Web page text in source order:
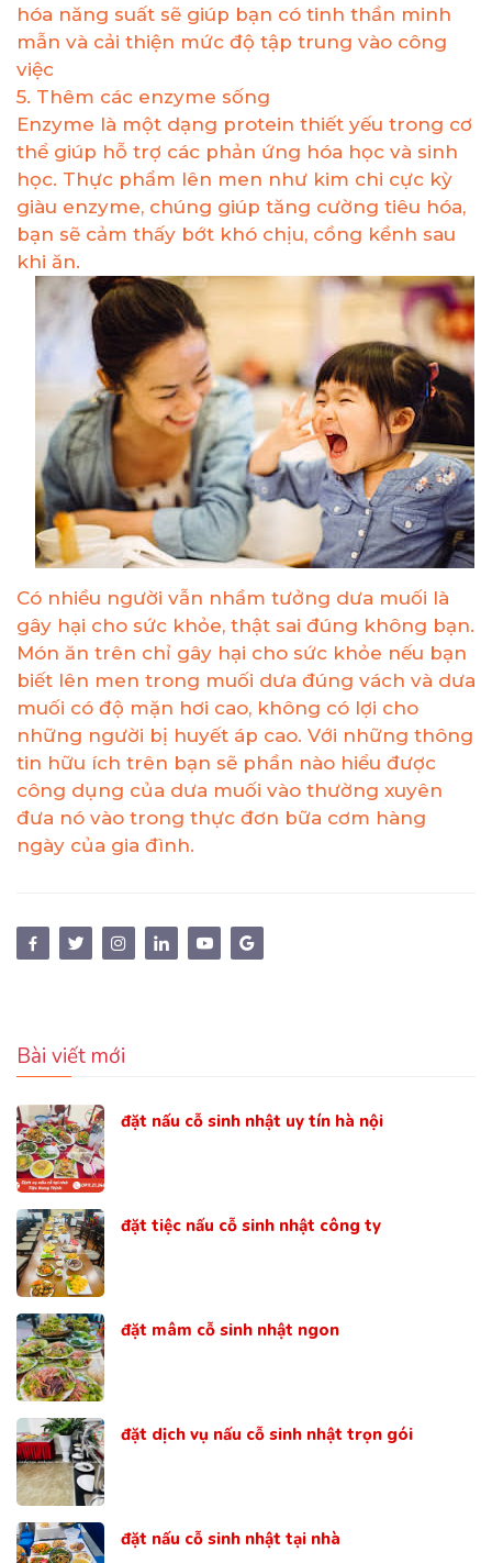
hóa năng suất sẽ giúp bạn có tinh thần minh
mẫn và cải thiện mức độ tập trung vào công
việc
5. Thêm các enzyme sống
Enzyme là một dạng protein thiết yếu trong cơ
thể giúp hỗ trợ các phản ứng hóa học và sinh
học. Thực phẩm lên men như kim chi cực kỳ
giàu enzyme, chúng giúp tăng cường tiêu hóa,
bạn sẽ cảm thấy bớt khó chịu, cồng kềnh sau
khi ăn.
Có nhiều người vẫn nhầm tưởng dưa muối là
gây hại cho sức khỏe, thật sai đúng không bạn.
Món ăn trên chỉ gây hại cho sức khỏe nếu bạn
biết lên men trong muối dưa đúng vách và dưa
muối có độ mặn hơi cao, không có lợi cho
những người bị huyết áp cao. Với những thông
tin hữu ích trên bạn sẽ phần nào hiểu được
công dụng của dưa muối vào thường xuyên
đưa nó vào trong thực đơn bữa cơm hàng
ngày của gia đình.
Bài viết mới
đặt nấu cỗ sinh nhật uy tín hà nội
đặt tiệc nấu cỗ sinh nhật công ty
đặt mâm cỗ sinh nhật ngon
đặt dịch vụ nấu cỗ sinh nhật trọn gói
đặt nấu cỗ sinh nhật tại nhà